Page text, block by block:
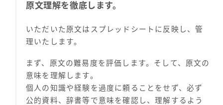
原文理解を徹底します。
いただいた原文はスプレッドシートに反映し、管
理いたします。
まず、原文の難易度を評価します。そして、原文の
意味を理解します。
個人の知識や経験を過度に頼ることをせず、必ず
公的資料、辞書等で意味を確認し、理解するよう